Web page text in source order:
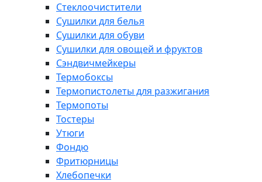
Стеклоочистители
Сушилки для белья
Сушилки для обуви
Сушилки для овощей и фруктов
Сэндвичмейкеры
Термобоксы
Термопистолеты для разжигания
Термопоты
Тостеры
Утюги
Фондю
Фритюрницы
Хлебопечки